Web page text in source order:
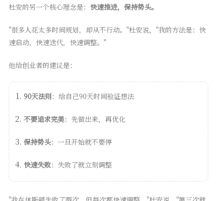
杜安的另一个核心理念是： 快速推进，保持势头。
"很多人花太多时间规划，却从不行动。"杜安说，"我的方法是：快
速启动，快速迭代，快速调整。"
他给创业者的建议是：
90天法则：给自己90天时间验证想法
不要追求完美：先做出来，再优化
保持势头：一旦开始就不要停
快速失败：失败了就立刻调整